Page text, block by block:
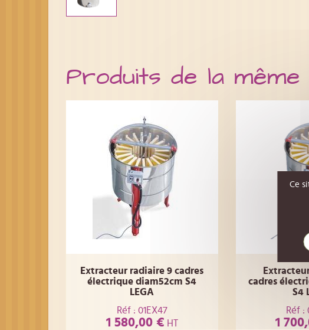
Produits de la
Extracteur radiaire 9 cadres
électrique diam52cm S4
LEGA
Réf : 01EX47
1 580,00 € HT
cadres
S4
Réf :
1
Ce